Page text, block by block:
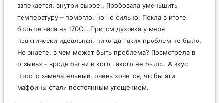
запекается, внутри сырое.. Пробовала уменьшить
температуру – помогло, но не сильно. Пекла в итоге
больше часа на 170С… Притом духовка у меря
практически идеальная, никогда таких проблем не было.
Не знаете, в чем может быть проблема? Посмотрела в
отзывах – вроде бы ни в кого такого не было.. А вкус
просто замечательный, очень хочется, чтобы эти
маффины стали постоянным угощением.